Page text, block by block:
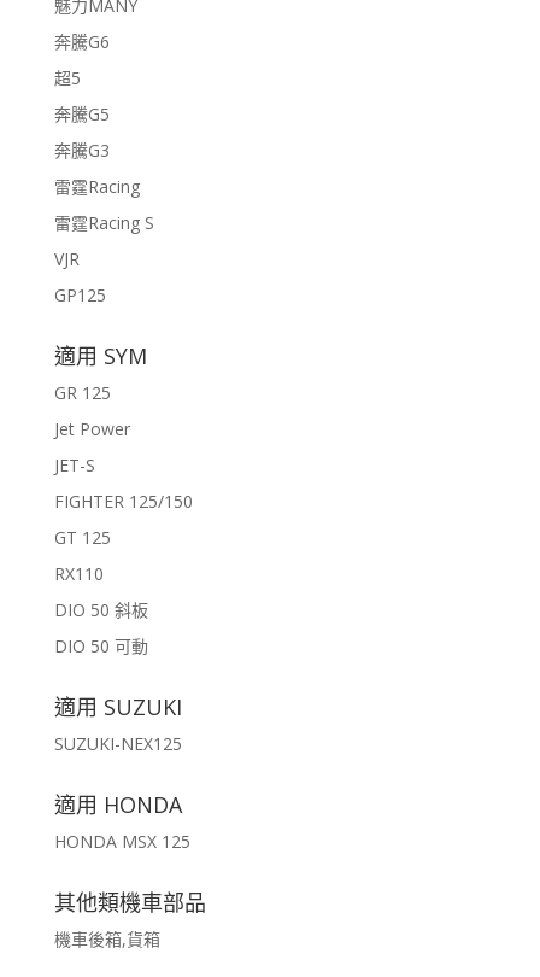
魅力MANY
奔騰G6
超5
奔騰G5
奔騰G3
雷霆Racing
雷霆Racing S
VJR
GP125
適用 SYM
GR 125
Jet Power
JET-S
FIGHTER 125/150
GT 125
RX110
DIO 50 斜板
DIO 50 可動
適用 SUZUKI
SUZUKI-NEX125
適用 HONDA
HONDA MSX 125
其他類機車部品
機車後箱,貨箱